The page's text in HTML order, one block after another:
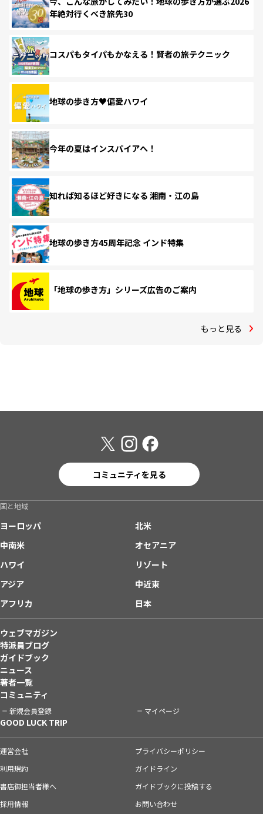
年絶対行くべき旅先30
コスパもタイパもかなえる！賢者の旅テクニック
地球の歩き方♥偏愛ハワイ
今年の夏はインスパイアへ！
知れば知るほど好きになる 湘南・江の島
地球の歩き方45周年記念 インド特集
「地球の歩き方」シリーズ広告のご案内
もっと見る
コミュニティを見る
国と地域
ヨーロッパ
北米
中南米
オセアニア
ハワイ
リゾート
アジア
中近東
アフリカ
日本
ウェブマガジン
特派員ブログ
ガイドブック
ニュース
著者一覧
コミュニティ
新規会員登録 マイページ
GOOD LUCK TRIP
運営会社
プライバシーポリシー
利用規約
ガイドライン
書店御担当者様へ
ガイドブックに投稿する
採用情報
お問い合わせ